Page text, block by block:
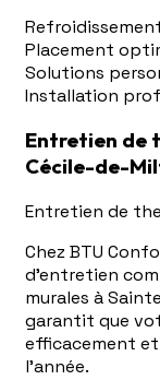
Placement
Solutions
Installation
Entretien de
Cécile-de-
Entretien de
Chez BTU
d'entretien
murales à
garantit que
efficacement
l'année.